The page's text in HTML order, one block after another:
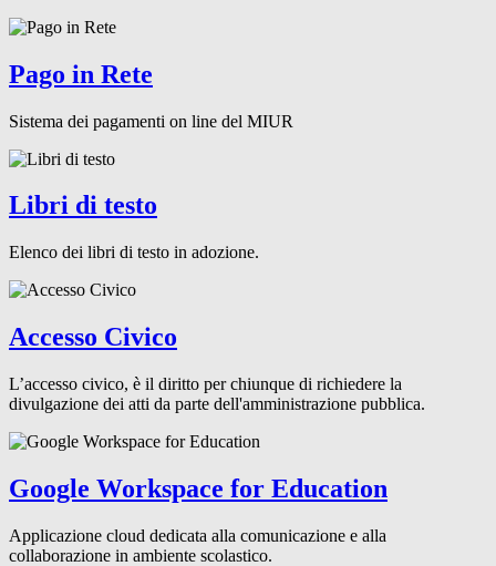
Pago in Rete
Sistema dei pagamenti on line del MIUR
Libri di testo
Elenco dei libri di testo in adozione.
Accesso Civico
L’accesso civico, è il diritto per chiunque di richiedere la
divulgazione dei atti da parte dell'amministrazione pubblica.
Google Workspace for Education
Applicazione cloud dedicata alla comunicazione e alla
collaborazione in ambiente scolastico.